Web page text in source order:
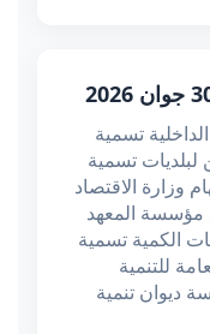
تسمية
تسمية
وزارة الاقتصاد
المعهد
الكمية تسمية
للتنمية
ديوان تنمية